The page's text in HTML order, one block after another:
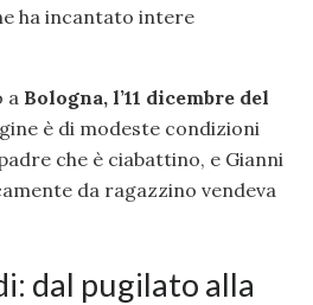
ha incantato intere
a Bologna, l’11 dicembre del
è di modeste condizioni
che è ciabattino, e Gianni
da ragazzino vendeva
dal pugilato alla